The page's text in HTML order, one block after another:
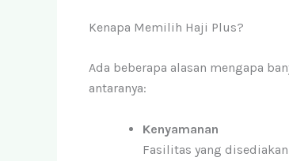
Kenapa Memilih Haji Plus?
Ada beberapa alasan mengapa
antaranya:
Kenyamanan
Fasilitas yang